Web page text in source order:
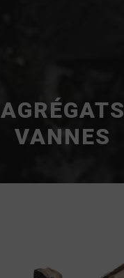
AGRÉGATS
VANNES